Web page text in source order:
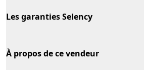
Les garanties Selency
À propos de ce vendeur